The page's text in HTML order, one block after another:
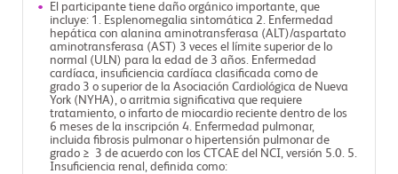
El participante tiene daño orgánico importante, que
incluye: 1. Esplenomegalia sintomática 2. Enfermedad
hepática con alanina aminotransferasa (ALT)/aspartato
aminotransferasa (AST) 3 veces el límite superior de lo
normal (ULN) para la edad de 3 años. Enfermedad
cardíaca, insuficiencia cardíaca clasificada como de
grado 3 o superior de la Asociación Cardiológica de Nueva
York (NYHA), o arritmia significativa que requiere
tratamiento, o infarto de miocardio reciente dentro de los
6 meses de la inscripción 4. Enfermedad pulmonar,
incluida fibrosis pulmonar o hipertensión pulmonar de
grado ≥ 3 de acuerdo con los CTCAE del NCI, versión 5.0. 5.
Insuficiencia renal, definida como: